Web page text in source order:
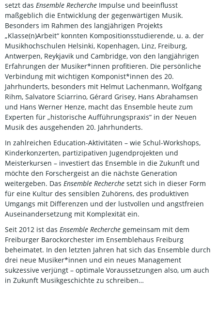
setzt das Ensemble Recherche Impulse und beeinflusst
maßgeblich die Entwicklung der gegenwärtigen Musik.
Besonders im Rahmen des langjährigen Projekts
„Klasse(n)Arbeit“ konnten Kompositionsstudierende, u. a. der
Musikhochschulen Helsinki, Kopenhagen, Linz, Freiburg,
Antwerpen, Reykjavik und Cambridge, von den langjährigen
Erfahrungen der Musiker*innen profitieren. Die persönliche
Verbindung mit wichtigen Komponist*innen des 20.
Jahrhunderts, besonders mit Helmut Lachenmann, Wolfgang
Rihm, Salvatore Sciarrino, Gérard Grisey, Hans Abrahamsen
und Hans Werner Henze, macht das Ensemble heute zum
Experten für „historische Aufführungspraxis“ in der Neuen
Musik des ausgehenden 20. Jahrhunderts.
In zahlreichen Education-Aktivitäten – wie Schul-Workshops,
Kinderkonzerten, partizipativen Jugendprojekten und
Meisterkursen – investiert das Ensemble in die Zukunft und
möchte den Forschergeist an die nächste Generation
weitergeben. Das Ensemble Recherche setzt sich in dieser Form
für eine Kultur des sensiblen Zuhörens, des produktiven
Umgangs mit Differenzen und der lustvollen und angstfreien
Auseinandersetzung mit Komplexität ein.
Seit 2012 ist das Ensemble Recherche gemeinsam mit dem
Freiburger Barockorchester im Ensemblehaus Freiburg
beheimatet. In den letzten Jahren hat sich das Ensemble durch
drei neue Musiker*innen und ein neues Management
sukzessive verjüngt – optimale Voraussetzungen also, um auch
in Zukunft Musikgeschichte zu schreiben…